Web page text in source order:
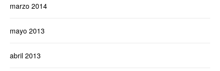
marzo 2014
mayo 2013
abril 2013